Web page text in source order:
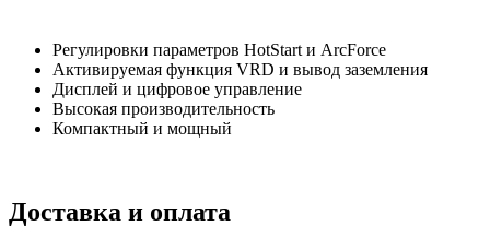
Регулировки параметров HotStart и ArcForce
Активируемая функция VRD и вывод заземления
Дисплей и цифровое управление
Высокая производительность
Компактный и мощный
Доставка и оплата